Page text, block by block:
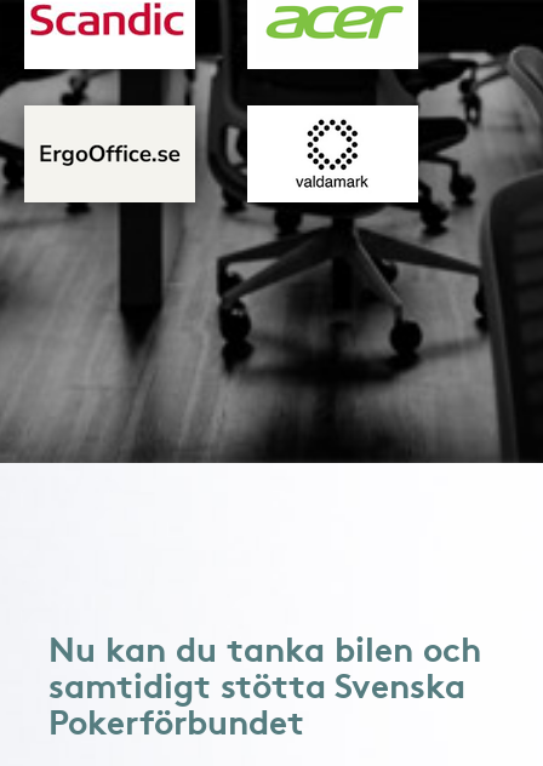
Nu kan du tanka bilen och
samtidigt stötta Svenska
Pokerförbundet